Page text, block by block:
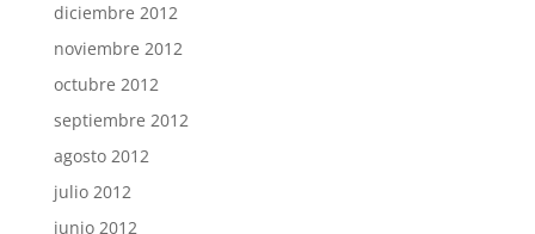
diciembre 2012
noviembre 2012
octubre 2012
septiembre 2012
agosto 2012
julio 2012
junio 2012